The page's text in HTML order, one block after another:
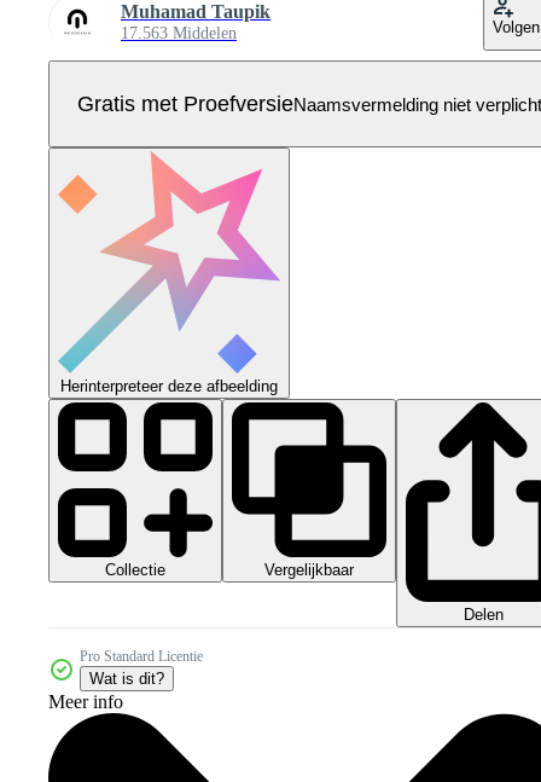
Muhamad Taupik
17.563 Middelen Volgen
Gratis met ProefversieNaamsvermelding niet verplicht
Herinterpreteer deze afbeelding
Collectie Vergelijkbaar
Delen
Pro Standard Licentie
Wat is dit?
Meer info